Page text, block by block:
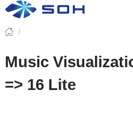
/
Music
=> 16 Lite